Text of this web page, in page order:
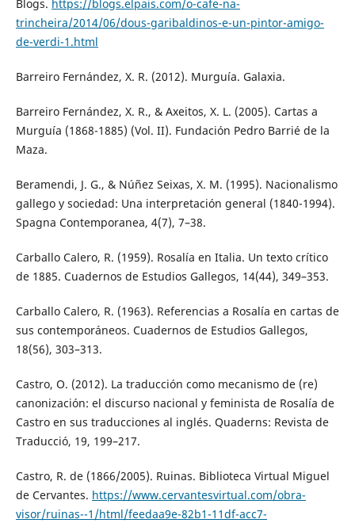
Blogs. https://blogs.elpais.com/o-cafe-na-
trincheira/2014/06/dous-garibaldinos-e-un-pintor-amigo-
de-verdi-1.html
Barreiro Fernández, X. R. (2012). Murguía. Galaxia.
Barreiro Fernández, X. R., & Axeitos, X. L. (2005). Cartas a
Murguía (1868-1885) (Vol. II). Fundación Pedro Barrié de la
Maza.
Beramendi, J. G., & Núñez Seixas, X. M. (1995). Nacionalismo
gallego y sociedad: Una interpretación general (1840-1994).
Spagna Contemporanea, 4(7), 7–38.
Carballo Calero, R. (1959). Rosalía en Italia. Un texto crítico
de 1885. Cuadernos de Estudios Gallegos, 14(44), 349–353.
Carballo Calero, R. (1963). Referencias a Rosalía en cartas de
sus contemporáneos. Cuadernos de Estudios Gallegos,
18(56), 303–313.
Castro, O. (2012). La traducción como mecanismo de (re)
canonización: el discurso nacional y feminista de Rosalía de
Castro en sus traducciones al inglés. Quaderns: Revista de
Traducció, 19, 199–217.
Castro, R. de (1866/2005). Ruinas. Biblioteca Virtual Miguel
de Cervantes. https://www.cervantesvirtual.com/obra-
visor/ruinas--1/html/feedaa9e-82b1-11df-acc7-